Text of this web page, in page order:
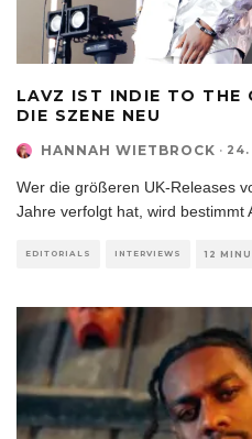
LAVZ IST INDIE TO THE
DIE SZENE NEU
HANNAH WIETBROCK · 24.
Wer die größeren UK-Releases
Jahre verfolgt hat, wird bestimmt
EDITORIALS INTERVIEWS 12